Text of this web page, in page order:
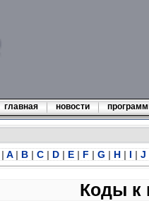
главная новости
| A | B | C | D | E | F | G | H | I | J
Коды к